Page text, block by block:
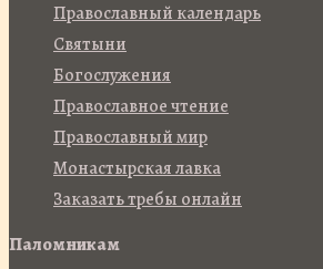
Православный календарь
Святыни
Богослужения
Православное чтение
Православный мир
Монастырская лавка
Заказать требы онлайн
Паломникам